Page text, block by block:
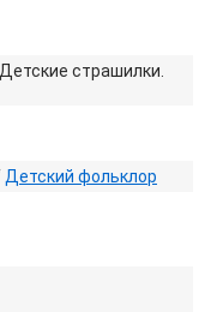
страшилки.
Детский фольклор